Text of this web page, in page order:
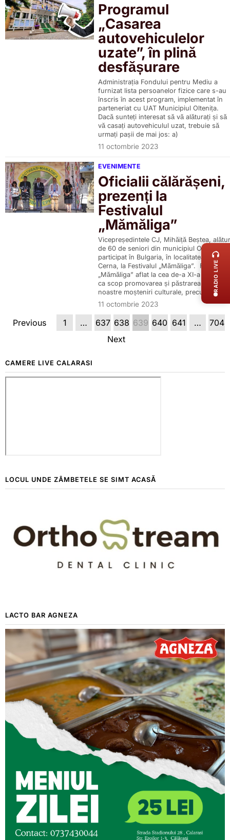
Programul
„Casarea
autovehiculelor
uzate”, în plină
desfășurare
Administrația Fondului pentru Mediu a
furnizat lista persoanelor fizice care s-au
înscris în acest program, implementat în
parteneriat cu UAT Municipiul Oltenița.
Dacă sunteți interesat să vă alăturați și să
vă casați autovehiculul uzat, trebuie să
urmați pașii de mai jos: a)
11 octombrie 2023
EVENIMENTE
Oficialii călărășeni,
prezenți la
Festivalul
„Mămăliga”
Vicepreședintele CJ, Mihăiță Beștea,
de 60 de seniori din municipiul Oltenița,
participat în Bulgaria, în localitatea Nova
Cerna, la Festivalul „Mămăliga”. Festivalul
„Mămăliga” aflat la cea de-a XI-a ediție,
ca scop promovarea și păstrarea bogatei
noastre moșteniri culturale, precum
11 octombrie 2023
Previous 1 … 637 638 639 640 641 …
704
Next
CAMERE LIVE CALARASI
LOCUL UNDE ZÂMBETELE SE SIMT ACASĂ
LACTO BAR AGNEZA
RADIO LIVE